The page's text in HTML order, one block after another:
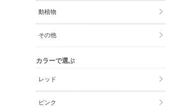
動植物
その他
カラーで選ぶ
レッド
ピンク